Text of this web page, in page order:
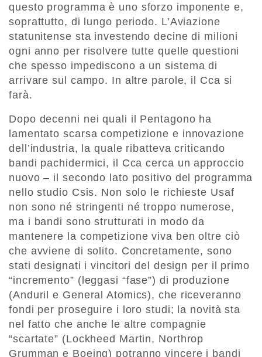
questo programma è uno sforzo imponente e,
soprattutto, di lungo periodo. L’Aviazione
statunitense sta investendo decine di milioni
ogni anno per risolvere tutte quelle questioni
che spesso impediscono a un sistema di
arrivare sul campo. In altre parole, il Cca si
farà.
Dopo decenni nei quali il Pentagono ha
lamentato scarsa competizione e innovazione
dell’industria, la quale ribatteva criticando
bandi pachidermici, il Cca cerca un approccio
nuovo – il secondo lato positivo del programma
nello studio Csis. Non solo le richieste Usaf
non sono né stringenti né troppo numerose,
ma i bandi sono strutturati in modo da
mantenere la competizione viva ben oltre ciò
che avviene di solito. Concretamente, sono
stati designati i vincitori del design per il primo
“incremento” (leggasi “fase”) di produzione
(Anduril e General Atomics), che riceveranno
fondi per proseguire i loro studi; la novità sta
nel fatto che anche le altre compagnie
“scartate” (Lockheed Martin, Northrop
Grumman e Boeing) potranno vincere i bandi